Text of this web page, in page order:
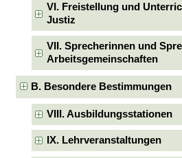
VI. Freistellung und
Justiz
VII. Sprecherinnen und
Arbeitsgemeinschaften
B. Besondere Bestimmungen
VIII. Ausbildungsstationen
IX. Lehrveranstaltungen